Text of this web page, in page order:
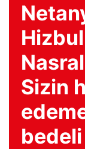
Sizin